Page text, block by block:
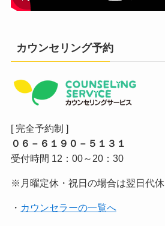
カウンセリング予約
[ 完全予約制 ]
０６－６１９０－５１３１
受付時間 12：00～20：30
※月曜定休・祝日の場合は翌日代休
・ カウンセラーの一覧へ